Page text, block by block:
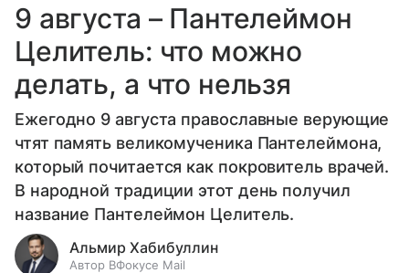
9 августа – Пантелеймон
Целитель: что можно
делать, а что нельзя
Ежегодно 9 августа православные верующие
чтят память великомученика Пантелеймона,
который почитается как покровитель врачей.
В народной традиции этот день получил
название Пантелеймон Целитель.
Альмир Хабибуллин
Автор ВФокусе Mail